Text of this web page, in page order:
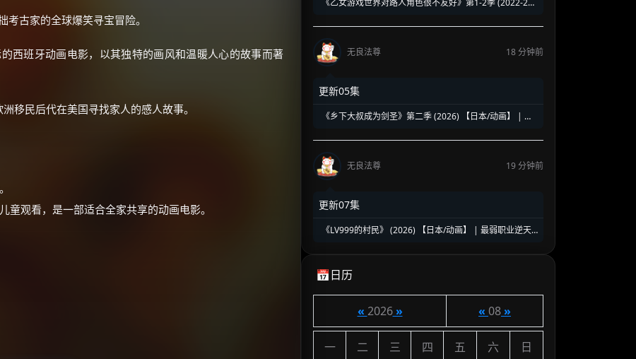
考古家的全球爆笑寻宝冒险。
西班牙动画电影，以其独特的画风和温暖人心的故事而著
移民后代在美国寻找家人的感人故事。
观看，是一部适合全家共享的动画电影。
《乙女游戏世界对路人角色很不友好》第1-2季 (2022-202
靠外挂掀翻女尊世界
无良法尊
18 分钟前
更新05集
《乡下大叔成为剑圣》第二季 (2026) 【日本/动画】 | 最
归
无良法尊
19 分钟前
更新07集
《LV999的村民》 (2026) 【日本/动画】 | 最弱职业逆天
📅日历
« 2026» « 08»
一 二 三 四 五 六 日